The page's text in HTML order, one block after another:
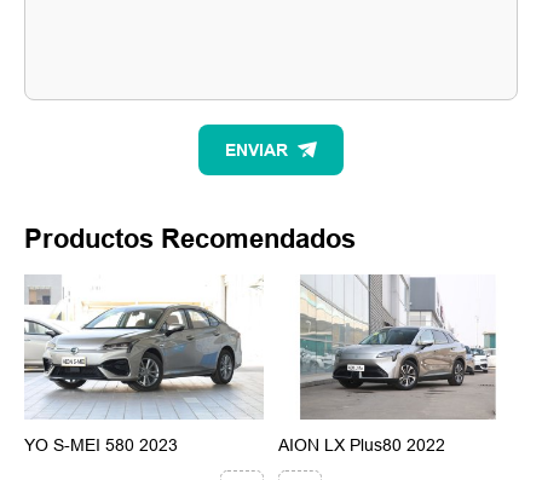
ENVIAR
Productos Recomendados
YO S-MEI 580 2023 AION LX Plus80 2022